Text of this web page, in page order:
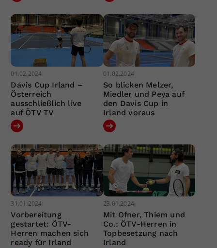
01.02.2024
Davis Cup Irland –
Österreich
ausschließlich live
auf ÖTV TV
01.02.2024
So blicken Melzer,
Miedler und Peya auf
den Davis Cup in
Irland voraus
31.01.2024
Vorbereitung
gestartet: ÖTV-
Herren machen sich
ready für Irland
23.01.2024
Mit Ofner, Thiem und
Co.: ÖTV-Herren in
Topbesetzung nach
Irland